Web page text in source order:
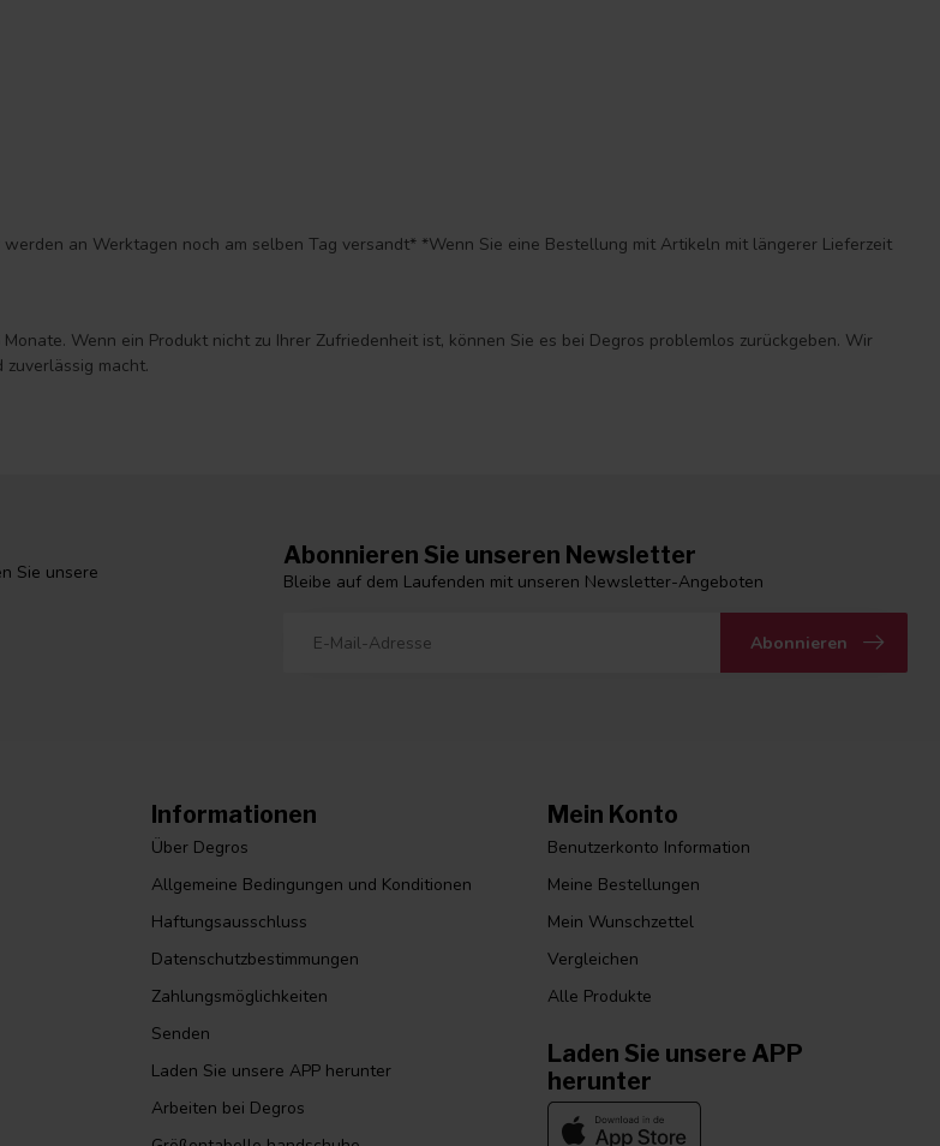
an Werktagen noch am selben Tag versandt* *Wenn Sie eine Bestellung mit Artikeln mit längerer Lieferzeit
Wenn ein Produkt nicht zu Ihrer Zufriedenheit ist, können Sie es bei Degros problemlos zurückgeben. Wir
macht.
Sie unsere
Abonnieren Sie unseren Newsletter
Bleibe auf dem Laufenden mit unseren Newsletter-Angeboten
Abonnieren
Informationen
Über Degros
Allgemeine Bedingungen und Konditionen
Haftungsausschluss
Datenschutzbestimmungen
Zahlungsmöglichkeiten
Senden
Laden Sie unsere APP herunter
Arbeiten bei Degros
Mein Konto
Benutzerkonto Information
Meine Bestellungen
Mein Wunschzettel
Vergleichen
Alle Produkte
Laden Sie unsere APP
herunter